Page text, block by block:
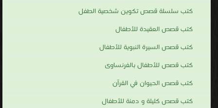
كتب سلسلة قصص تكوين شخصية الطفل
كتب قصص العقيدة للأطفال
كتب قصص السيرة النبوية للأطفال
كتب قصص للأطفال بالفرنساوى
كتب قصص الحيوان في القرآن
كتب قصص كليلة و دمنة للأطفال